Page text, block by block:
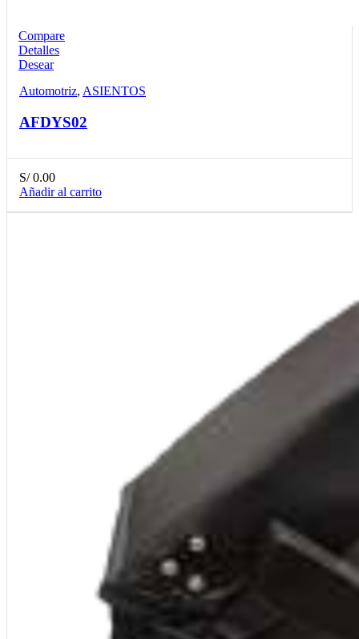
Compare
Detalles
Desear
Automotriz, ASIENTOS
AFDYS02
S/0.00
Añadir al carrito